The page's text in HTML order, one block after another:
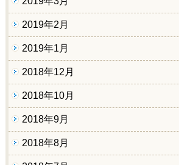
2019年2月
2019年1月
2018年12月
2018年10月
2018年9月
2018年8月